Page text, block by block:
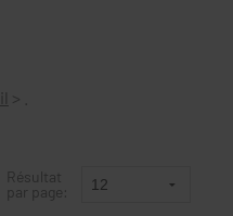
>
Résultat
par page: